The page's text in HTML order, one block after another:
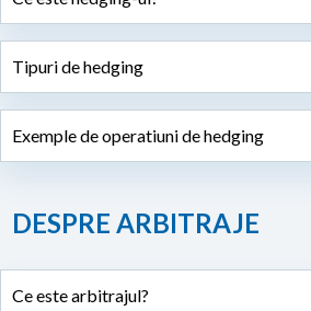
Tipuri de hedging
Exemple de operatiuni de hedging
DESPRE ARBITRAJE
Ce este arbitrajul?